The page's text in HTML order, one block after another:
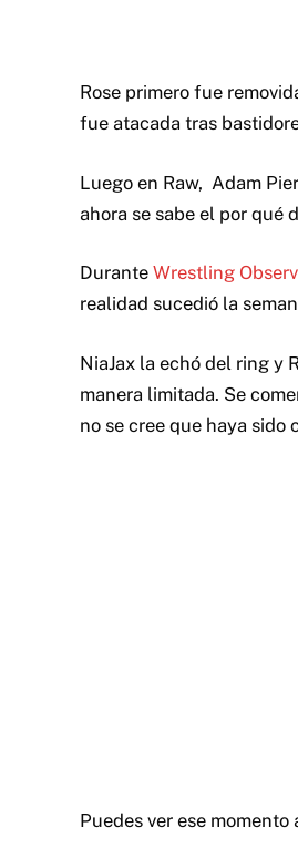
Rose primero fue
fue atacada tras
Luego en Raw, Adam
ahora se sabe el por qué
Durante Wrestling
realidad sucedió la
NiaJax la echó del ring y
manera limitada. Se
no se cree que haya sido
Puedes ver ese